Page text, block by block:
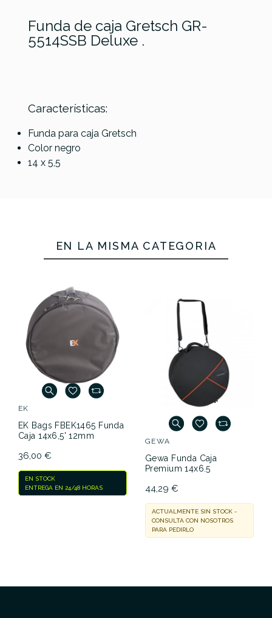
Funda de caja Gretsch GR-
5514SSB Deluxe .
Características:
Funda para caja Gretsch
Color negro
14 x 5,5
Referencia FUNDCAJGRE001
MUSIC AREA
RB-SNR714-
BLK 14”x7.5”
EN LA MISMA CATEGORÍA
EK
EK Bags FBEK1465 Funda
Caja 14x6,5' 12mm
36,00 €
EN STOCK
ENTREGA EN 24/48 HORAS
GEWA
Gewa Funda Caja
Premium 14x6.5
44,29 €
ACTUALMENTE SIN STOCK -
CONSULTA CON NOSOTROS
PARA PEDIRLO